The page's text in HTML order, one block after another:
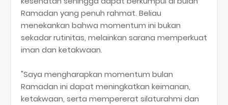
Ramadan yang penuh rahmat. Beliau
menekankan bahwa momentum ini bukan
sekadar rutinitas, melainkan sarana memperkuat
iman dan ketakwaan.
"Saya mengharapkan momentum bulan
Ramadan ini dapat meningkatkan keimanan,
ketakwaan, serta mempererat silaturahmi dan